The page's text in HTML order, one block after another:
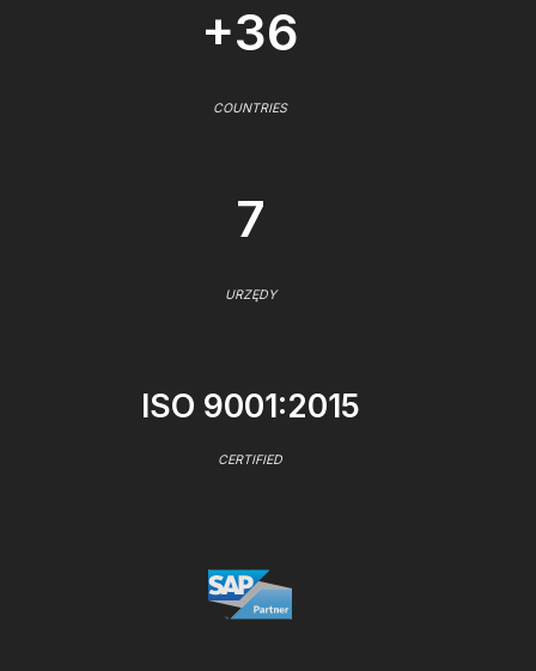
+36
COUNTRIES
7
URZĘDY
ISO 9001:2015
CERTIFIED